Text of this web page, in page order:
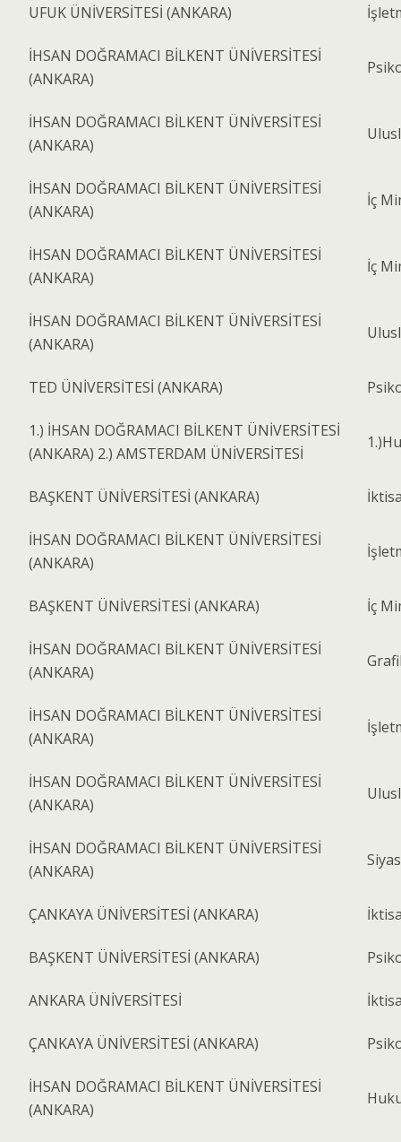
UFUK ÜNİVERSİTESİ (ANKARA)
İHSAN DOĞRAMACI BİLKENT ÜNİVERSİTESİ
(ANKARA)
İHSAN DOĞRAMACI BİLKENT ÜNİVERSİTESİ
(ANKARA)
İHSAN DOĞRAMACI BİLKENT ÜNİVERSİTESİ
(ANKARA)
İç
İHSAN DOĞRAMACI BİLKENT ÜNİVERSİTESİ
(ANKARA)
İç
İHSAN DOĞRAMACI BİLKENT ÜNİVERSİTESİ
(ANKARA)
TED ÜNİVERSİTESİ (ANKARA)
1.) İHSAN DOĞRAMACI BİLKENT ÜNİVERSİTESİ
(ANKARA) 2.) AMSTERDAM ÜNİVERSİTESİ
BAŞKENT ÜNİVERSİTESİ (ANKARA)
İHSAN DOĞRAMACI BİLKENT ÜNİVERSİTESİ
(ANKARA)
BAŞKENT ÜNİVERSİTESİ (ANKARA) İç
İHSAN DOĞRAMACI BİLKENT ÜNİVERSİTESİ
(ANKARA)
İHSAN DOĞRAMACI BİLKENT ÜNİVERSİTESİ
(ANKARA)
İHSAN DOĞRAMACI BİLKENT ÜNİVERSİTESİ
(ANKARA)
İHSAN DOĞRAMACI BİLKENT ÜNİVERSİTESİ
(ANKARA)
ÇANKAYA ÜNİVERSİTESİ (ANKARA)
BAŞKENT ÜNİVERSİTESİ (ANKARA)
ANKARA ÜNİVERSİTESİ
ÇANKAYA ÜNİVERSİTESİ (ANKARA)
İHSAN DOĞRAMACI BİLKENT ÜNİVERSİTESİ
(ANKARA)